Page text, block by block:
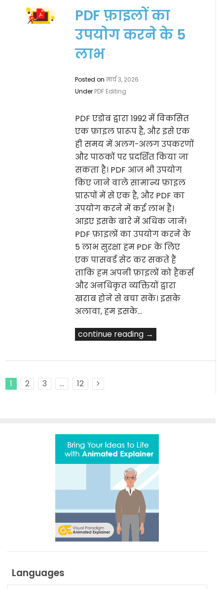
PDF फ़ाइलों का
उपयोग करने के 5
लाभ
Posted onमार्च 3, 2026
Under PDF Editing
PDF एडोब द्वारा 1992 में विकसित
एक फ़ाइल प्रारूप है, और इसे एक
ही समय में अलग-अलग उपकरणों
और पाठकों पर प्रदर्शित किया जा
सकता है। PDF आज भी उपयोग
किए जाने वाले सामान्य फ़ाइल
प्रारूपों में से एक है, और PDF का
उपयोग करने में कई लाभ हैं।
आइए इसके बारे में अधिक जानें!
PDF फ़ाइलों का उपयोग करने के
5 लाभ सुरक्षा हम PDF के लिए
एक पासवर्ड सेट कर सकते हैं
ताकि हम अपनी फ़ाइलों को हैकर्स
और अनधिकृत व्यक्तियों द्वारा
खराब होने से बचा सकें। इसके
अलावा, हम इसके…
continue reading →
1 2 3 …
12
Languages